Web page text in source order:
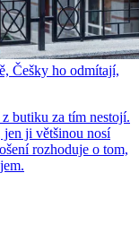
Češky ho odmítají,
butiku za tím nestojí.
jen ji většinou nosí
rozhoduje o tom,